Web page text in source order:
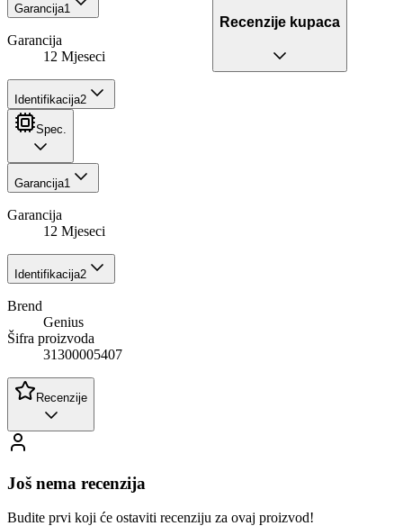
Garancija1
Garancija
12 Mjeseci
Identifikacija2
Recenzije kupaca
Spec.
Garancija1
Garancija
12 Mjeseci
Identifikacija2
Brend
Genius
Šifra proizvoda
31300005407
Recenzije
Još nema recenzija
Budite prvi koji će ostaviti recenziju za ovaj proizvod!